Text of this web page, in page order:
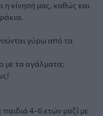
η κίνησή μας, καθώς και
γύρω από τα
με τα αγάλματα;
4-6 ετών μαζί με